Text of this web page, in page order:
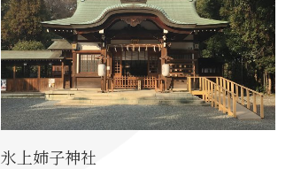
氷上姉子神社